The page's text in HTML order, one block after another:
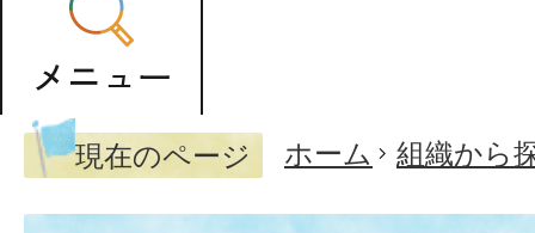
現在のページ ホーム 組織から